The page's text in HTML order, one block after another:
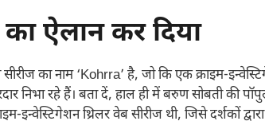
ऐलान कर दिया
का नाम ‘Kohrra’ है, जो कि एक क्राइम-
निभा रहे हैं। बता दें, हाल ही में बरुण सोबती की
थ्रिलर वेब सीरीज थी, जिसे दर्शकों